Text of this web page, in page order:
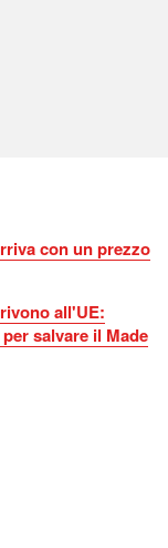
con un prezzo
all'UE:
salvare il Made